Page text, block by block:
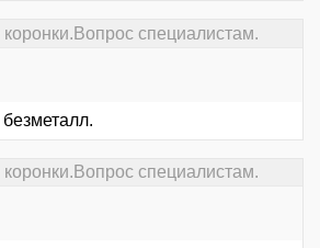
специалистам.
специалистам.